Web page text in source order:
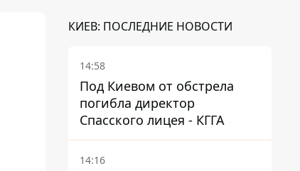
КИЕВ: ПОСЛЕДНИЕ НОВОСТИ
14:58
Под Киевом от обстрела
погибла директор
Спасского лицея - КГГА
14:16